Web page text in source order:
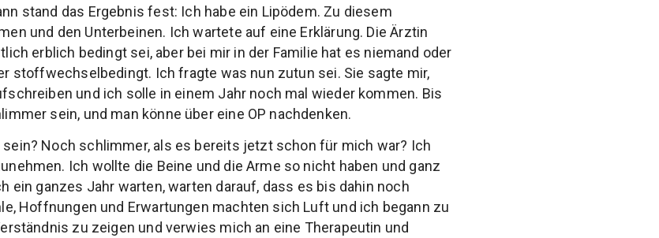
stand das Ergebnis fest: Ich habe ein Lipödem. Zu diesem
und den Unterbeinen. Ich wartete auf eine Erklärung. Die Ärztin
erblich bedingt sei, aber bei mir in der Familie hat es niemand oder
stoffwechselbedingt. Ich fragte was nun zutun sei. Sie sagte mir,
und ich solle in einem Jahr noch mal wieder kommen. Bis
sein, und man könne über eine OP nachdenken.
Noch schlimmer, als es bereits jetzt schon für mich war? Ich
Ich wollte die Beine und die Arme so nicht haben und ganz
ein ganzes Jahr warten, warten darauf, dass es bis dahin noch
Hoffnungen und Erwartungen machten sich Luft und ich begann zu
zu zeigen und verwies mich an eine Therapeutin und